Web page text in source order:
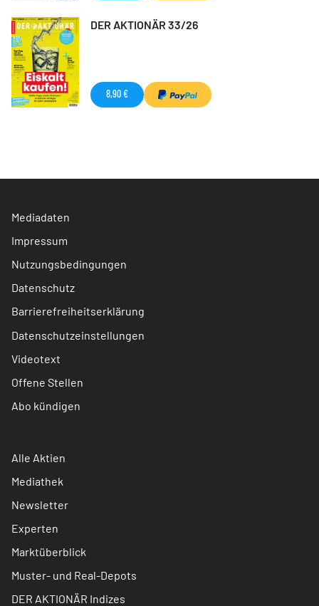
DER AKTIONÄR 33/26
8,90 €
Mediadaten
Impressum
Nutzungsbedingungen
Datenschutz
Barrierefreiheitserklärung
Datenschutzeinstellungen
Videotext
Offene Stellen
Abo kündigen
Alle Aktien
Mediathek
Newsletter
Experten
Marktüberblick
Muster- und Real-Depots
DER AKTIONÄR Indizes